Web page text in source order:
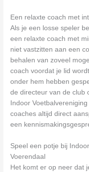
Een relaxte coach met
Als je een losse speler
een relaxte coach met
niet vastzitten aan een
behalen van zoveel
coach voordat je lid
onder hem hebben
de directeur van de club
Indoor
coaches altijd direct
een
Speel een potje bij
Voerendaal
Het komt er op neer dat